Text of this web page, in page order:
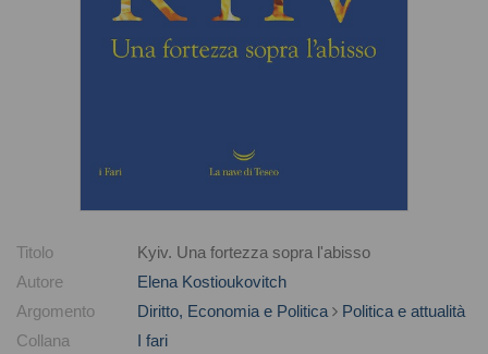
Titolo
Kyiv. Una fortezza sopra l'abisso
Autore
Elena Kostioukovitch
Argomento
Diritto, Economia e Politica
Politica e attualità
Collana
I fari